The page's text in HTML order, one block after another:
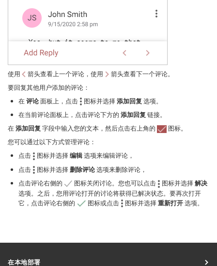
使用 箭头查看上一个评论，使用
箭头查看下一个评论。
要回复其他用户添加的评论：
在评论面板上，点击 图标并选择添加回复 选项。
在当前评论面板上，点击评论下方的 添加回复 链接。
在添加回复 字段中输入您的文本，然后点击右上角的
图标。
您可以通过以下方式管理评论：
点击
图标并选择编辑选项来编辑评论，
点击
图标并选择删除评论选项来删除评论，
点击评论右侧的
图标关闭讨论。您也可以点击 图标并选择解决
选项。之后，您用评论打开的讨论将获得已解决状态。要再次打开
它，点击评论右侧的
图标或点击 图标并选择重新打开选项。
在本地部署